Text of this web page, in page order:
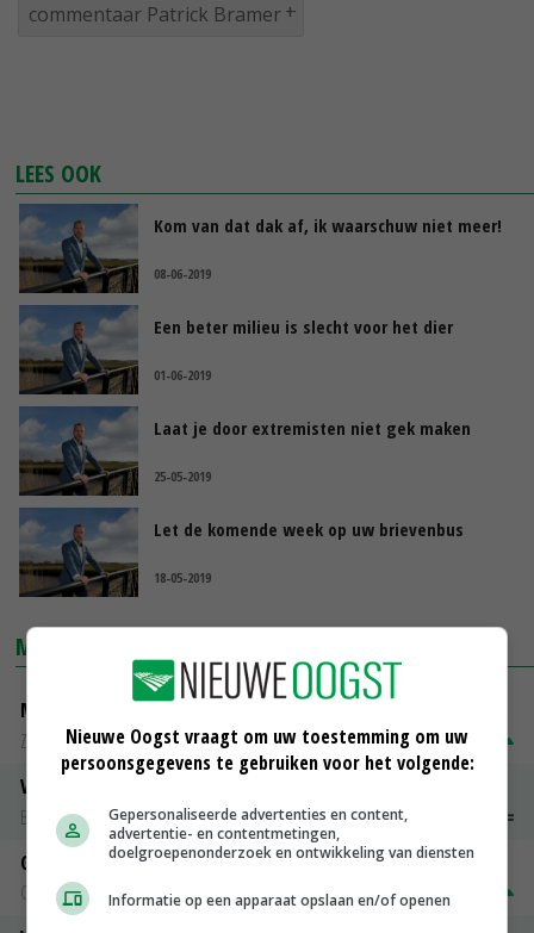
commentaar Patrick Bramer
LEES OOK
Kom van dat dak af, ik waarschuw niet meer!
08-06-2019
Een beter milieu is slecht voor het dier
01-06-2019
Laat je door extremisten niet gek maken
25-05-2019
Let de komende week op uw brievenbus
18-05-2019
MARKTPRIJZEN
Magere melkpoeder
Zuivel NL
€ 269,00 € 7,00
Vleeskuikens 2001-2600 gr
Barneveld
€ 1,09
Gerst
Groningen
€ 197,00 € 2,00
Nieuwe Oogst vraagt om uw toestemming om uw
persoonsgegevens te gebruiken voor het volgende:
Gepersonaliseerde advertenties en content,
advertentie- en contentmetingen,
doelgroepenonderzoek en ontwikkeling van diensten
Informatie op een apparaat opslaan en/of openen